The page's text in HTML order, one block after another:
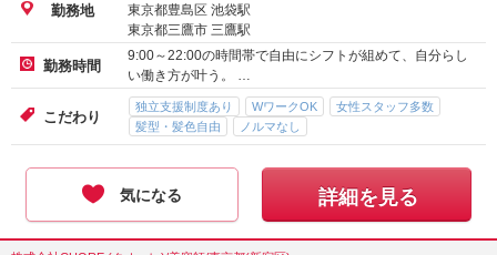
勤務地
東京都豊島区 池袋駅
東京都三鷹市 三鷹駅
勤務時間
9:00～22:00の時間帯で自由にシフトが組めて、自分らし
い働き方が叶う。 …
こだわり
独立支援制度あり WワークOK
女性スタッフ多数
髪型・髪色自由
ノルマなし
気になる 詳細を見る